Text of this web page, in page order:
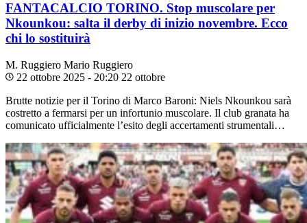
FANTACALCIO TORINO. Stop muscolare per
Nkounkou: salta il derby di inizio novembre. Ecco
chi lo sostituirà
M. Ruggiero Mario Ruggiero
22 ottobre 2025 - 20:20 22 ottobre
Brutte notizie per il Torino di Marco Baroni: Niels Nkounkou sarà
costretto a fermarsi per un infortunio muscolare. Il club granata ha
comunicato ufficialmente l’esito degli accertamenti strumentali…